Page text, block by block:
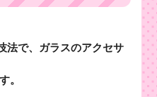
法で、ガラスのアクセサ
。